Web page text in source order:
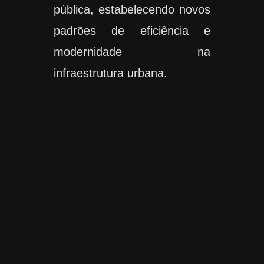
pública, estabelecendo novos
padrões de eficiência e
modernidade na
infraestrutura urbana.